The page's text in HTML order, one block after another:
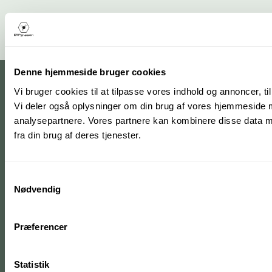
Denne hjemmeside bruger cookies
Vi bruger cookies til at tilpasse vores indhold og annoncer,
Vi deler også oplysninger om din brug af vores
analysepartnere. Vores partnere kan kombinere disse data
fra din brug af deres tjenester.
Nødvendig
Præferencer
Statistik